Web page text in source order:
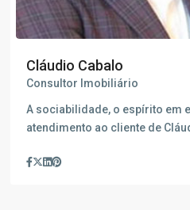
Cláudio Cabalo
Consultor Imobiliário
A sociabilidade, o espírito em
atendimento ao cliente de